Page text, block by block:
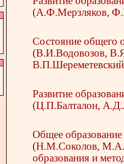
(А.Ф.Мерзляков,
Состояние общего
(В.И.Водовозов,
Развитие
(Ц.П.Балталон,
Общее образование
(Н.М.Соколов,
образования и